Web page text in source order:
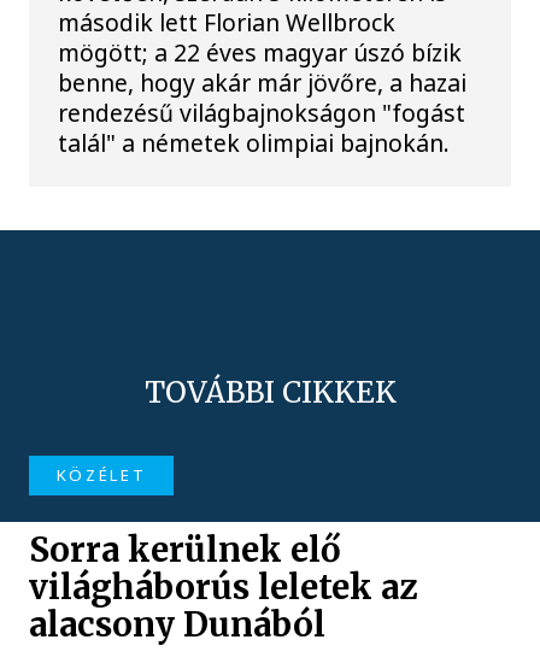
második lett Florian Wellbrock
mögött; a 22 éves magyar úszó bízik
benne, hogy akár már jövőre, a hazai
rendezésű világbajnokságon "fogást
talál" a németek olimpiai bajnokán.
TOVÁBBI CIKKEK
KÖZÉLET
Sorra kerülnek elő
világháborús leletek az
alacsony Dunából